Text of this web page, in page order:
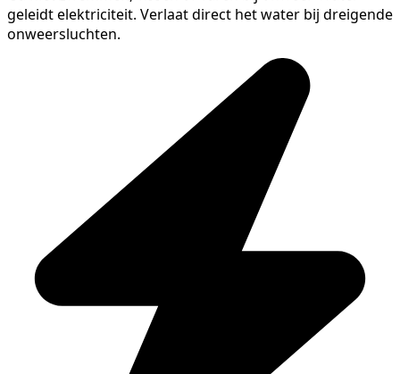
geleidt elektriciteit. Verlaat direct het water bij dreigende
onweersluchten.